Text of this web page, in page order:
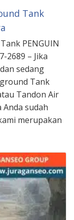
Tank
PENGUIN
2689 – Jika
sedang
Tank
Tandon Air
sudah
merupakan